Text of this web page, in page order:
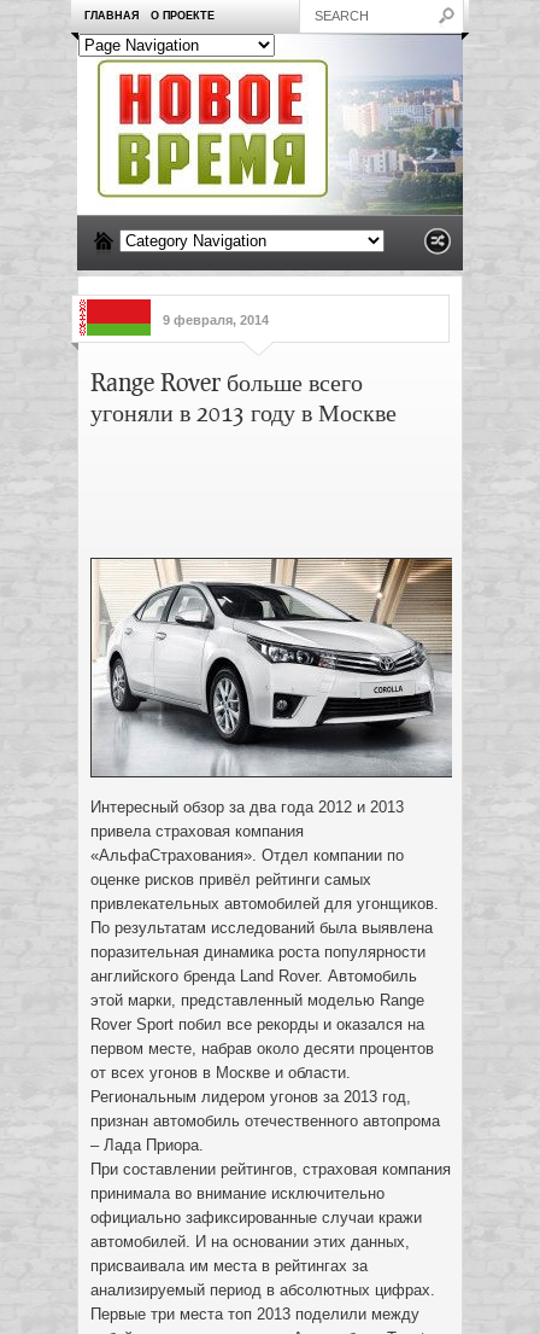
ГЛАВНАЯ О ПРОЕКТЕ
9 февраля, 2014
Range Rover больше всего
угоняли в 2013 году в Москве
Интересный обзор за два года 2012 и 2013
привела страховая компания
«АльфаСтрахования». Отдел компании по
оценке рисков привёл рейтинги самых
привлекательных автомобилей для угонщиков.
По результатам исследований была выявлена
поразительная динамика роста популярности
английского бренда Land Rover. Автомобиль
этой марки, представленный моделью Range
Rover Sport побил все рекорды и оказался на
первом месте, набрав около десяти процентов
от всех угонов в Москве и области.
Региональным лидером угонов за 2013 год,
признан автомобиль отечественного автопрома
– Лада Приора.
При составлении рейтингов, страховая компания
принимала во внимание исключительно
официально зафиксированные случаи кражи
автомобилей. И на основании этих данных,
присваивала им места в рейтингах за
анализируемый период в абсолютных цифрах.
Первые три места топ 2013 поделили между